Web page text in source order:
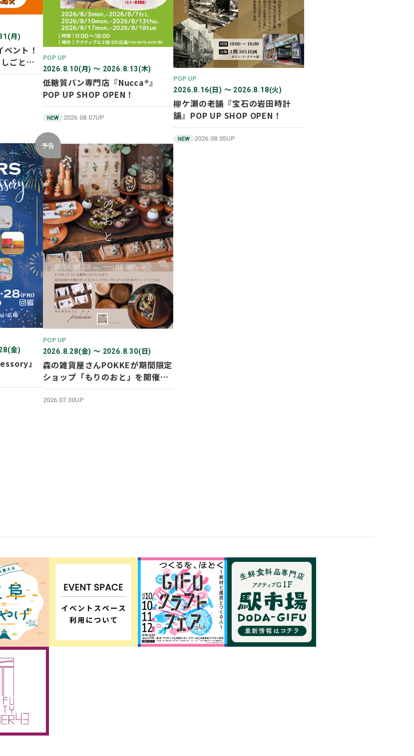
月)
ント！
ごと体
POP UP
2026.8.10(月) 〜 2026.8.13(木)
低糖質パン専門店『Nucca®』
POP UP SHOP OPEN！
NEW 2026.08.07UP
POP UP
2026.8.16(日) 〜 2026.8.18(火)
柳ケ瀬の老舗『宝石の岩田時計
舗』POP UP SHOP OPEN！
NEW 2026.08.05UP
金)
」
予告
POP UP
2026.8.28(金) 〜 2026.8.30(日)
森の雑貨屋さんPOKKEが期間限定
ショップ「もりのおと」を開催し
ます！
2026.07.30UP